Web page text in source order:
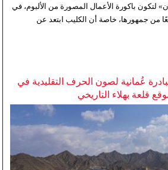
لتكون باكورة الأعمال المصورة من الألبوم، في
من جمهورها، خاصة أن الكليب ابتعد عن
عُمانية لصون الحرف التقليدية في
قلعة بهلاء التاريخي